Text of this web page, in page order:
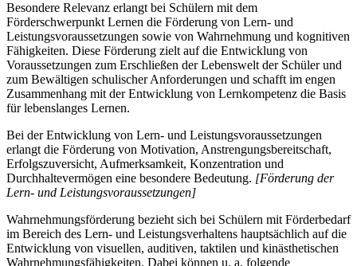
Besondere Relevanz erlangt bei Schülern mit dem
Förderschwerpunkt Lernen die Förderung von Lern- und
Leistungsvoraussetzungen sowie von Wahrnehmung und kognitiven
Fähigkeiten. Diese Förderung zielt auf die Entwicklung von
Voraussetzungen zum Erschließen der Lebenswelt der Schüler und
zum Bewältigen schulischer Anforderungen und schafft im engen
Zusammenhang mit der Entwicklung von Lernkompetenz die Basis
für lebenslanges Lernen.
Bei der Entwicklung von Lern- und Leistungsvoraussetzungen
erlangt die Förderung von Motivation, Anstrengungsbereitschaft,
Erfolgszuversicht, Aufmerksamkeit, Konzentration und
Durchhaltevermögen eine besondere Bedeutung. [Förderung der
Lern- und Leistungsvoraussetzungen]
Wahrnehmungsförderung bezieht sich bei Schülern mit Förderbedarf
im Bereich des Lern- und Leistungsverhaltens hauptsächlich auf die
Entwicklung von visuellen, auditiven, taktilen und kinästhetischen
Wahrnehmungsfähigkeiten. Dabei können u. a. folgende